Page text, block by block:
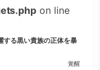
on line
する黒い貴族の正体を暴
覚醒